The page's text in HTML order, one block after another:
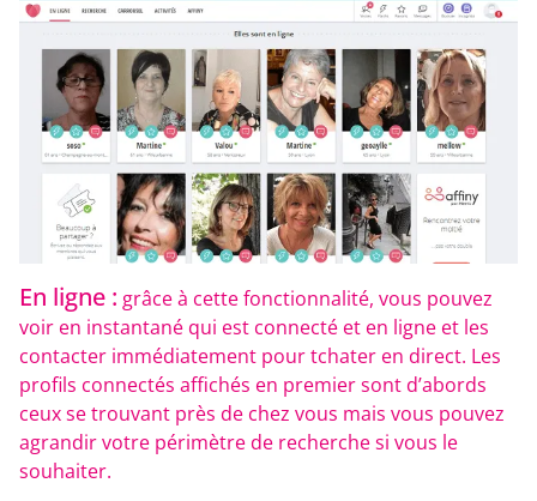
En ligne : grâce à cette fonctionnalité, vous pouvez
voir en instantané qui est connecté et en ligne et les
contacter immédiatement pour tchater en direct. Les
profils connectés affichés en premier sont d’abords
ceux se trouvant près de chez vous mais vous pouvez
agrandir votre périmètre de recherche si vous le
souhaiter.